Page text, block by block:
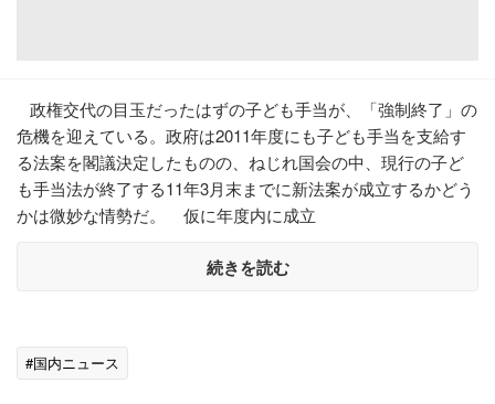
政権交代の目玉だったはずの子ども手当が、「強制終了」の
危機を迎えている。政府は2011年度にも子ども手当を支給す
る法案を閣議決定したものの、ねじれ国会の中、現行の子ど
も手当法が終了する11年3月末までに新法案が成立するかどう
かは微妙な情勢だ。 仮に年度内に成立
続きを読む
#国内ニュース